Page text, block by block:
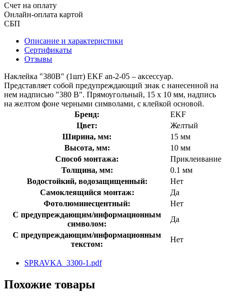
Счет на оплату
Онлайн-оплата картой
СБП
Описание и характеристики
Сертификаты
Отзывы
Наклейка "380В" (1шт) EKF an-2-05 – аксессуар.
Представляет собой предупреждающий знак с нанесенной на
нем надписью "380 В". Прямоугольный, 15 х 10 мм, надпись
на желтом фоне черными символами, с клейкой основой.
Бренд:
EKF
Цвет:
Желтый
Ширина, мм:
15 мм
Высота, мм:
10 мм
Способ монтажа:
Приклеивание
Толщина, мм:
0.1 мм
Водостойкий, водозащищенный:
Нет
Самоклеящийся монтаж:
Да
Фотолюминесцентный:
Нет
С предупреждающим/информационным
символом:
Да
С предупреждающим/информационным
текстом:
Нет
SPRAVKA_3300-1.pdf
Похожие товары